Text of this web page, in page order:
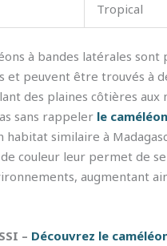
Tropical
à bandes latérales
et peuvent être trouvés à
des plaines côtières aux
sans rappeler le
habitat similaire à
couleur leur permet de
augmentant
– Découvrez le